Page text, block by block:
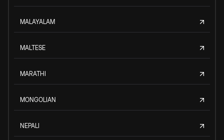
MALAYALAM
MALTESE
MARATHI
MONGOLIAN
NEPALI